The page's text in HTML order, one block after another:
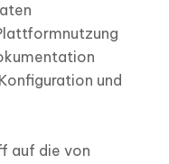
und
auf die von